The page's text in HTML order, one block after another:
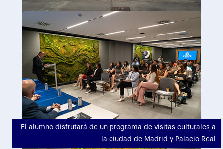
El alumno disfrutará de un programa de visitas culturales a
la ciudad de Madrid y Palacio Real